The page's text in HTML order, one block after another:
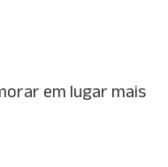
em lugar mais